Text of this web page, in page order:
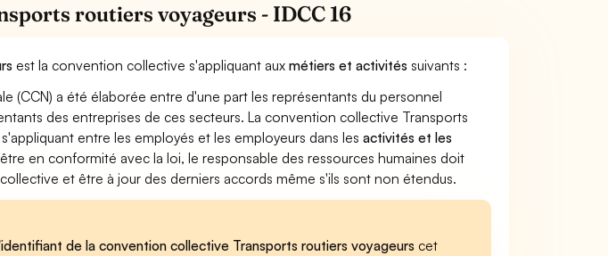
routiers voyageurs - IDCC 16
est la convention collective s'appliquant auxmétiers et activités suivants :
(CCN) a été élaborée entre d'une part les représentants du personnel
des entreprises de ces secteurs. La convention collective Transports
entre les employés et les employeurs dans lesactivités et les
en conformité avec la loi, le responsable des ressources humaines doit
et être à jour des derniers accords même s'ils sont non étendus.
de la convention collective Transports routiers voyageurs cet